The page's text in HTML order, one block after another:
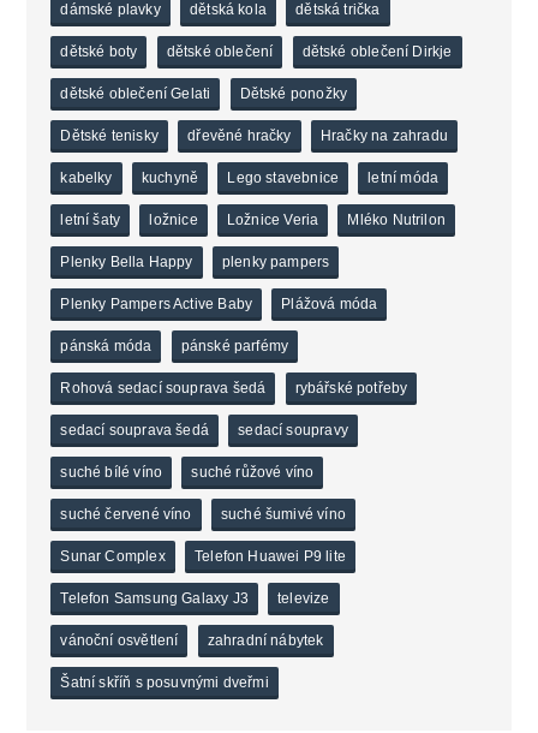
dámské plavky dětská kola dětská trička
dětské boty dětské oblečení dětské oblečení Dirkje
dětské oblečení Gelati Dětské ponožky
Dětské tenisky dřevěné hračky Hračky na zahradu
kabelky kuchyně Lego stavebnice letní móda
letní šaty ložnice Ložnice Veria Mléko Nutrilon
Plenky Bella Happy plenky pampers
Plenky Pampers Active Baby Plážová móda
pánská móda pánské parfémy
Rohová sedací souprava šedá rybářské potřeby
sedací souprava šedá sedací soupravy
suché bílé víno suché růžové víno
suché červené víno suché šumivé víno
Sunar Complex Telefon Huawei P9 lite
Telefon Samsung Galaxy J3 televize
vánoční osvětlení zahradní nábytek
Šatní skříň s posuvnými dveřmi